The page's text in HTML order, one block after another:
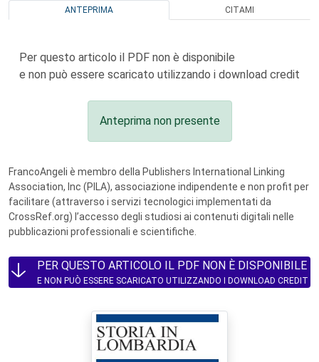
ANTEPRIMA CITAMI
Per questo articolo il PDF non è disponibile
e non può essere scaricato utilizzando i download credit
Anteprima non presente
FrancoAngeli è membro della Publishers International Linking
Association, Inc (PILA), associazione indipendente e non profit per
facilitare (attraverso i servizi tecnologici implementati da
CrossRef.org) l’accesso degli studiosi ai contenuti digitali nelle
pubblicazioni professionali e scientifiche.
PER QUESTO ARTICOLO IL PDF NON È DISPONIBILE
E NON PUÒ ESSERE SCARICATO UTILIZZANDO I DOWNLOAD CREDIT